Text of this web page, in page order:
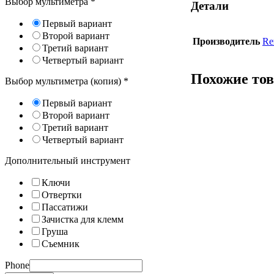
Детали
Производитель
Похожие
Первый вариант
Второй вариант
Третий вариант
Четвертый вариант
Выбор мультиметра (копия) *
Первый вариант
Второй вариант
Третий вариант
Четвертый вариант
Дополнительный инструмент
Ключи
Отвертки
Пассатижи
Зачистка для клемм
Груша
Съемник
Phone